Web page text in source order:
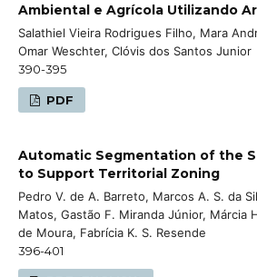
Ambiental e Agrícola Utilizando
Salathiel Vieira Rodrigues Filho, Mara
Omar Weschter, Clóvis dos Santos Junior
390-395
PDF
Automatic Segmentation of the
to Support Territorial Zoning
Pedro V. de A. Barreto, Marcos A. S. da
Matos, Gastão F. Miranda Júnior, Márcia
de Moura, Fabrícia K. S. Resende
396-401